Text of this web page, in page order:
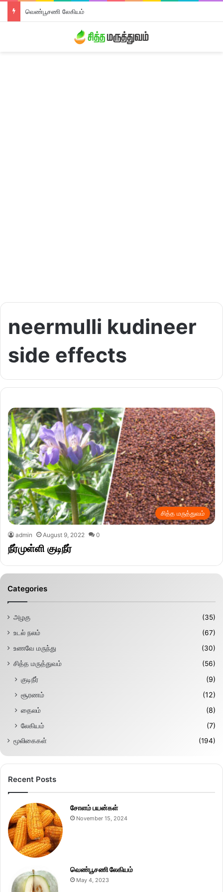
வெண்பூசணி லேகியம்
neermulli kudineer
side effects
சித்த மருத்துவம்
admin August 9, 2022 0
நீர்முள்ளி குடிநீர்
Categories
அழகு
(35)
உடல் நலம்
(67)
உணவே மருந்து
(30)
சித்த மருத்துவம்
(56)
குடிநீர்
(9)
சூரணம்
(12)
தைலம்
(8)
லேகியம்
(7)
மூலிகைகள் (194)
Recent Posts
சோளம் பயன்கள்
November 15, 2024
வெண்பூசணி லேகியம்
May 4, 2023